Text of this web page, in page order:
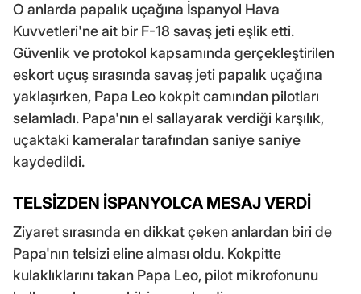
O anlarda papalık uçağına İspanyol Hava
Kuvvetleri'ne ait bir F-18 savaş jeti eşlik etti.
Güvenlik ve protokol kapsamında gerçekleştirilen
eskort uçuş sırasında savaş jeti papalık uçağına
yaklaşırken, Papa Leo kokpit camından pilotları
selamladı. Papa'nın el sallayarak verdiği karşılık,
uçaktaki kameralar tarafından saniye saniye
kaydedildi.
TELSİZDEN İSPANYOLCA MESAJ VERDİ
Ziyaret sırasında en dikkat çeken anlardan biri de
Papa'nın telsizi eline alması oldu. Kokpitte
kulaklıklarını takan Papa Leo, pilot mikrofonunu